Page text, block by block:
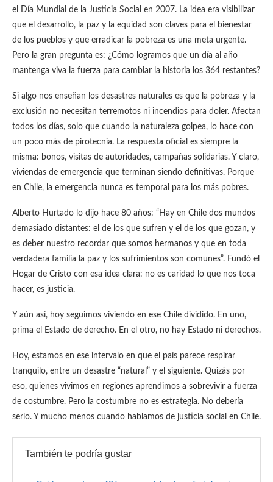
el Día Mundial de la Justicia Social en 2007. La idea era visibilizar
que el desarrollo, la paz y la equidad son claves para el bienestar
de los pueblos y que erradicar la pobreza es una meta urgente.
Pero la gran pregunta es: ¿Cómo logramos que un día al año
mantenga viva la fuerza para cambiar la historia los 364 restantes?
Si algo nos enseñan los desastres naturales es que la pobreza y la
exclusión no necesitan terremotos ni incendios para doler. Afectan
todos los días, solo que cuando la naturaleza golpea, lo hace con
un poco más de pirotecnia. La respuesta oficial es siempre la
misma: bonos, visitas de autoridades, campañas solidarias. Y claro,
viviendas de emergencia que terminan siendo definitivas. Porque
en Chile, la emergencia nunca es temporal para los más pobres.
Alberto Hurtado lo dijo hace 80 años: “Hay en Chile dos mundos
demasiado distantes: el de los que sufren y el de los que gozan, y
es deber nuestro recordar que somos hermanos y que en toda
verdadera familia la paz y los sufrimientos son comunes”. Fundó el
Hogar de Cristo con esa idea clara: no es caridad lo que nos toca
hacer, es justicia.
Y aún así, hoy seguimos viviendo en ese Chile dividido. En uno,
prima el Estado de derecho. En el otro, no hay Estado ni derechos.
Hoy, estamos en ese intervalo en que el país parece respirar
tranquilo, entre un desastre “natural” y el siguiente. Quizás por
eso, quienes vivimos en regiones aprendimos a sobrevivir a fuerza
de costumbre. Pero la costumbre no es estrategia. No debería
serlo. Y mucho menos cuando hablamos de justicia social en Chile.
También te podría gustar